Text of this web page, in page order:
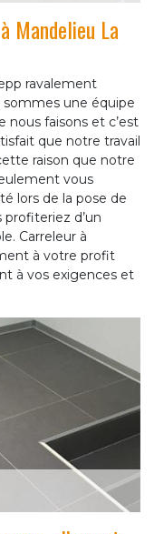
Mandelieu La
ravalement
sommes une équipe
nous faisons et c’est
que notre travail
raison que notre
vous
lors de la pose de
d’un
Carreleur à
à votre profit
à vos exigences et